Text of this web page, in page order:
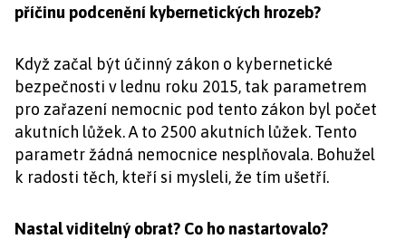
příčinu podcenění kybernetických hrozeb?
Když začal být účinný zákon o kybernetické
bezpečnosti v lednu roku 2015, tak parametrem
pro zařazení nemocnic pod tento zákon byl počet
akutních lůžek. A to 2500 akutních lůžek. Tento
parametr žádná nemocnice nesplňovala. Bohužel
k radosti těch, kteří si mysleli, že tím ušetří.
Nastal viditelný obrat? Co ho nastartovalo?